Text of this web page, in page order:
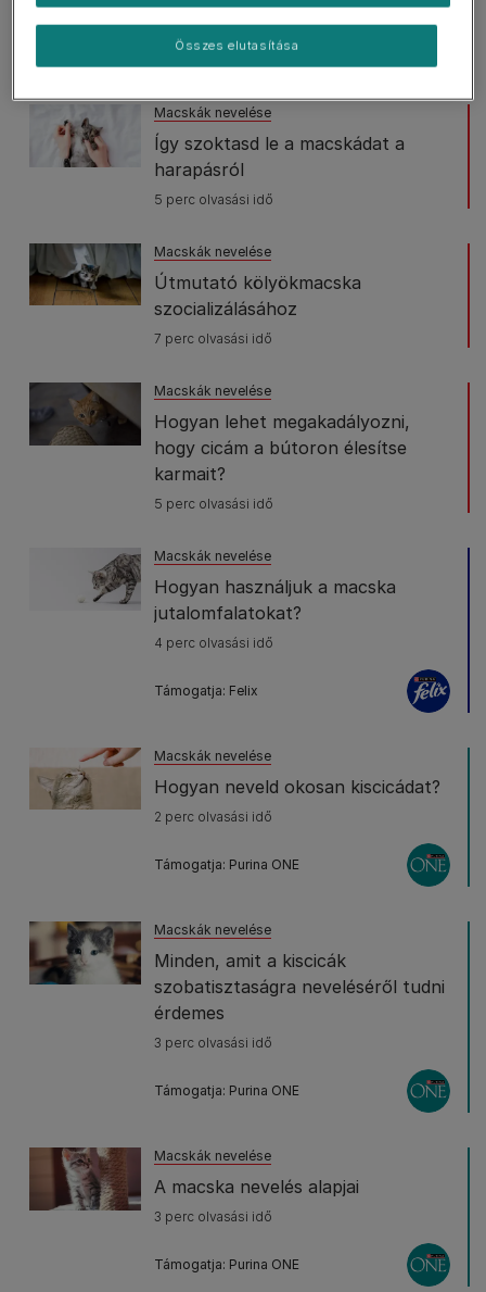
Vizeletspriccelés és területjelölés
macskáknál
Macskák nevelése
Így szoktasd le a macskádat a
harapásról
5 perc olvasási idő
Macskák nevelése
Útmutató kölyökmacska
szocializálásához
7 perc olvasási idő
Macskák nevelése
Hogyan lehet megakadályozni,
hogy cicám a bútoron élesítse
karmait?
5 perc olvasási idő
Macskák nevelése
Hogyan használjuk a macska
jutalomfalatokat?
4 perc olvasási idő
Támogatja: Felix
Macskák nevelése
Hogyan neveld okosan kiscicádat?
2 perc olvasási idő
Támogatja: Purina ONE
Macskák nevelése
Minden, amit a kiscicák
szobatisztaságra neveléséről tudni
érdemes
3 perc olvasási idő
Támogatja: Purina ONE
Macskák nevelése
A macska nevelés alapjai
3 perc olvasási idő
Támogatja: Purina ONE
Összes elutasítása